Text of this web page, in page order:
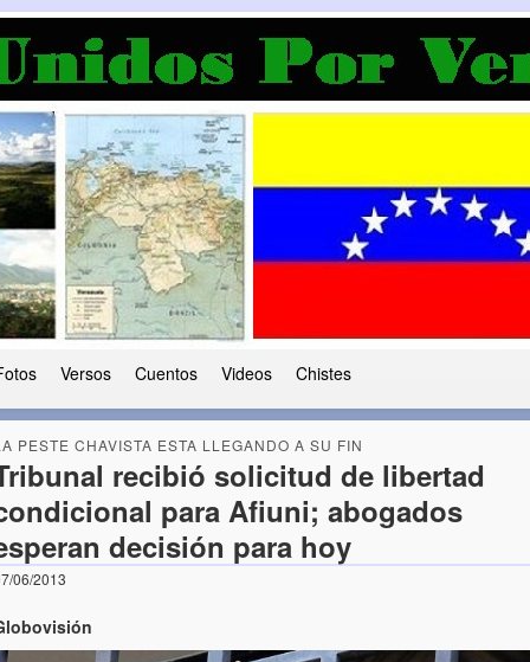
Democracia
le ha caido a esta tierra
Versos Cuentos Videos Chistes
PESTE CHAVISTA ESTA LLEGANDO A SU FIN
recibió solicitud de libertad
para Afiuni; abogados
decisión para hoy
06/2013